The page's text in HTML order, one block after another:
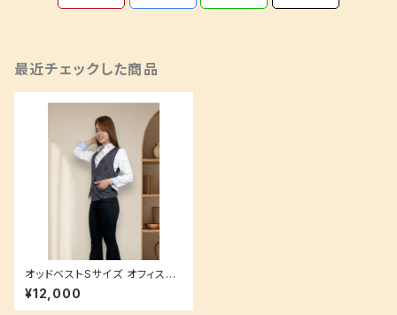
最近チェックした商品
オッドベストSサイズ オフィスで
もオフの日にも♪ 洗えるシルク
でお手入れ簡単
¥12,000